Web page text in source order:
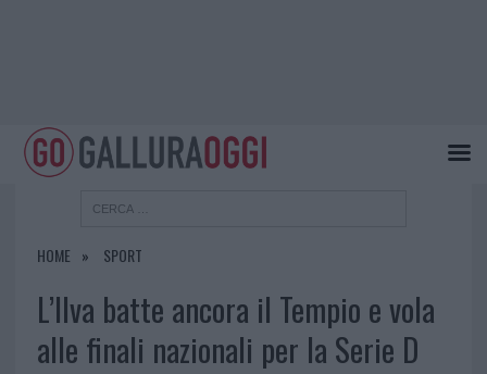
HOME SPORT
L’Ilva batte ancora il Tempio e vola
alle finali nazionali per la Serie D